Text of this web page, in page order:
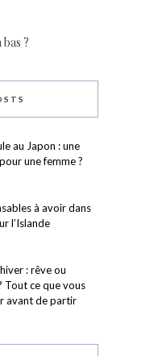
?
au Japon : une
une femme ?
à avoir dans
l’Islande
: rêve ou
Tout ce que vous
avant de partir